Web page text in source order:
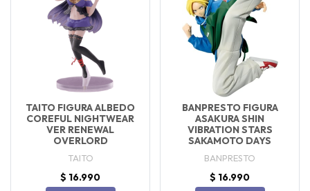
TAITO FIGURA ALBEDO
COREFUL NIGHTWEAR
VER RENEWAL
OVERLORD
TAITO
$ 16.990
BANPRESTO FIGURA
ASAKURA SHIN
VIBRATION STARS
SAKAMOTO DAYS
BANPRESTO
$ 16.990